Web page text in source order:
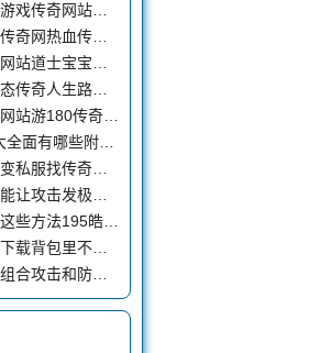
找热血传奇网页游戏传奇网站当获得足够多的人对自己支持时
如何顺利攻城找传奇网热血传奇私服发布站有办法
坚持才是超级变态传奇人生路上的谨记名言-找传奇网站
研发一款找传奇网站游180传奇私服戏容易吗
里传奇gm命令大全面有哪些附加属性
为何要在网通中变私服找传奇网站游戏的过程中不断的进行学习
好搜服玩家通过这些方法195皓月合击恢复血量
玩家私服客户端下载背包里不能少了这几样
找传奇网站法战组合攻击和防守都是好私服英雄合击杠杠的